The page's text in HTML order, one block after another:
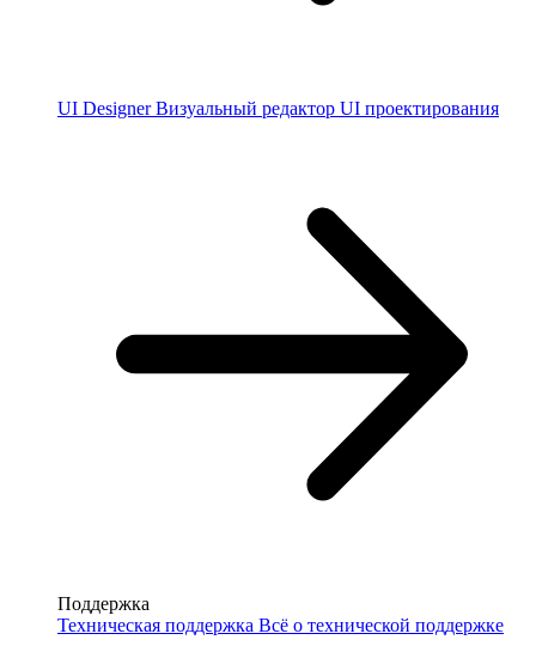
UI Designer Визуальный редактор UI проектирования
Поддержка
Техническая поддержка Всё о технической поддержке